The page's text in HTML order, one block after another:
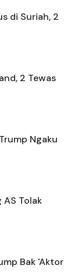
di Suriah, 2
2 Tewas
Ngaku
AS Tolak
Bak 'Aktor